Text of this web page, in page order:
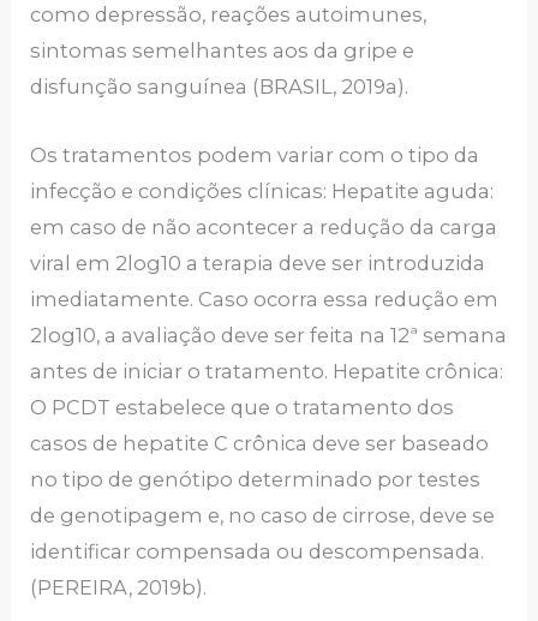
como depressão, reações autoimunes,
sintomas semelhantes aos da gripe e
disfunção sanguínea (BRASIL, 2019a).
Os tratamentos podem variar com o tipo da
infecção e condições clínicas: Hepatite aguda:
em caso de não acontecer a redução da carga
viral em 2log10 a terapia deve ser introduzida
imediatamente. Caso ocorra essa redução em
2log10, a avaliação deve ser feita na 12ª semana
antes de iniciar o tratamento. Hepatite crônica:
O PCDT estabelece que o tratamento dos
casos de hepatite C crônica deve ser baseado
no tipo de genótipo determinado por testes
de genotipagem e, no caso de cirrose, deve se
identificar compensada ou descompensada.
(PEREIRA, 2019b).